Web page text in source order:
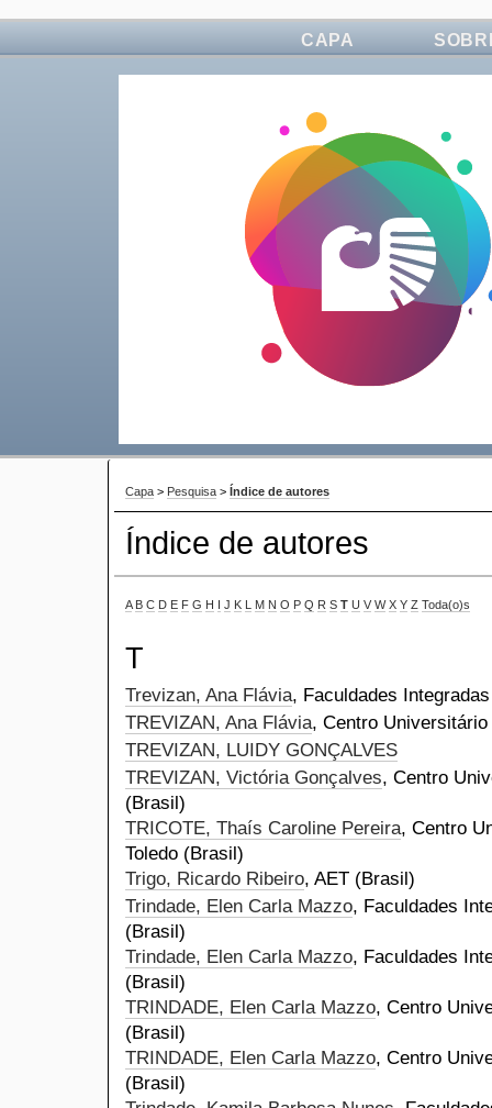
CAPA
Capa > Pesquisa > Índice de autores
Índice de autores
A B C D E F G H I J K L M N O P Q R S T U V W X Y Z Toda(o)s
T
Trevizan, Ana Flávia, Faculdades
TREVIZAN, Ana Flávia, Centro
TREVIZAN, LUIDY GONÇALVES
TREVIZAN, Victória Gonçalves, Centro
(Brasil)
TRICOTE, Thaís Caroline Pereira, Centro
Toledo (Brasil)
Trigo, Ricardo Ribeiro, AET (Brasil)
Trindade, Elen Carla Mazzo, Faculdades
(Brasil)
Trindade, Elen Carla Mazzo, Faculdades
(Brasil)
TRINDADE, Elen Carla Mazzo, Centro
(Brasil)
TRINDADE, Elen Carla Mazzo, Centro
(Brasil)